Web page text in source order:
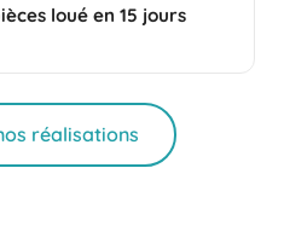
loué en 15 jours
réalisations